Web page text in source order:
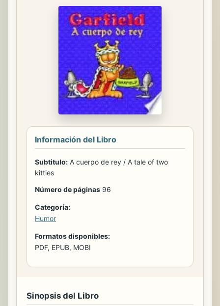
Información del Libro
Subtitulo: A cuerpo de rey / A tale of two
kitties
Número de páginas 96
Categoría:
Humor
Formatos disponibles:
PDF, EPUB, MOBI
Sinopsis del Libro